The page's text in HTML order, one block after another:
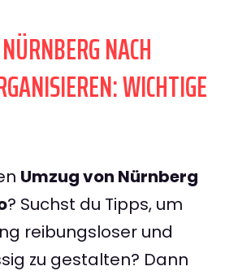
NACH
WICHTIGE
Umzug von Nürnberg
? Suchst du Tipps, um
reibungsloser und
zu gestalten? Dann